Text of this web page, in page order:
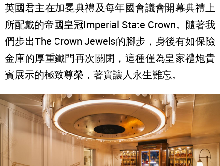
英國君主在加冕典禮及每年國會議會開幕典禮上
所配戴的帝國皇冠Imperial State Crown。隨著我
們步出The Crown Jewels的腳步，身後有如保險
金庫的厚重鐵門再次關閉，這種僅為皇家禮炮貴
賓展示的極致尊榮，著實讓人永生難忘。